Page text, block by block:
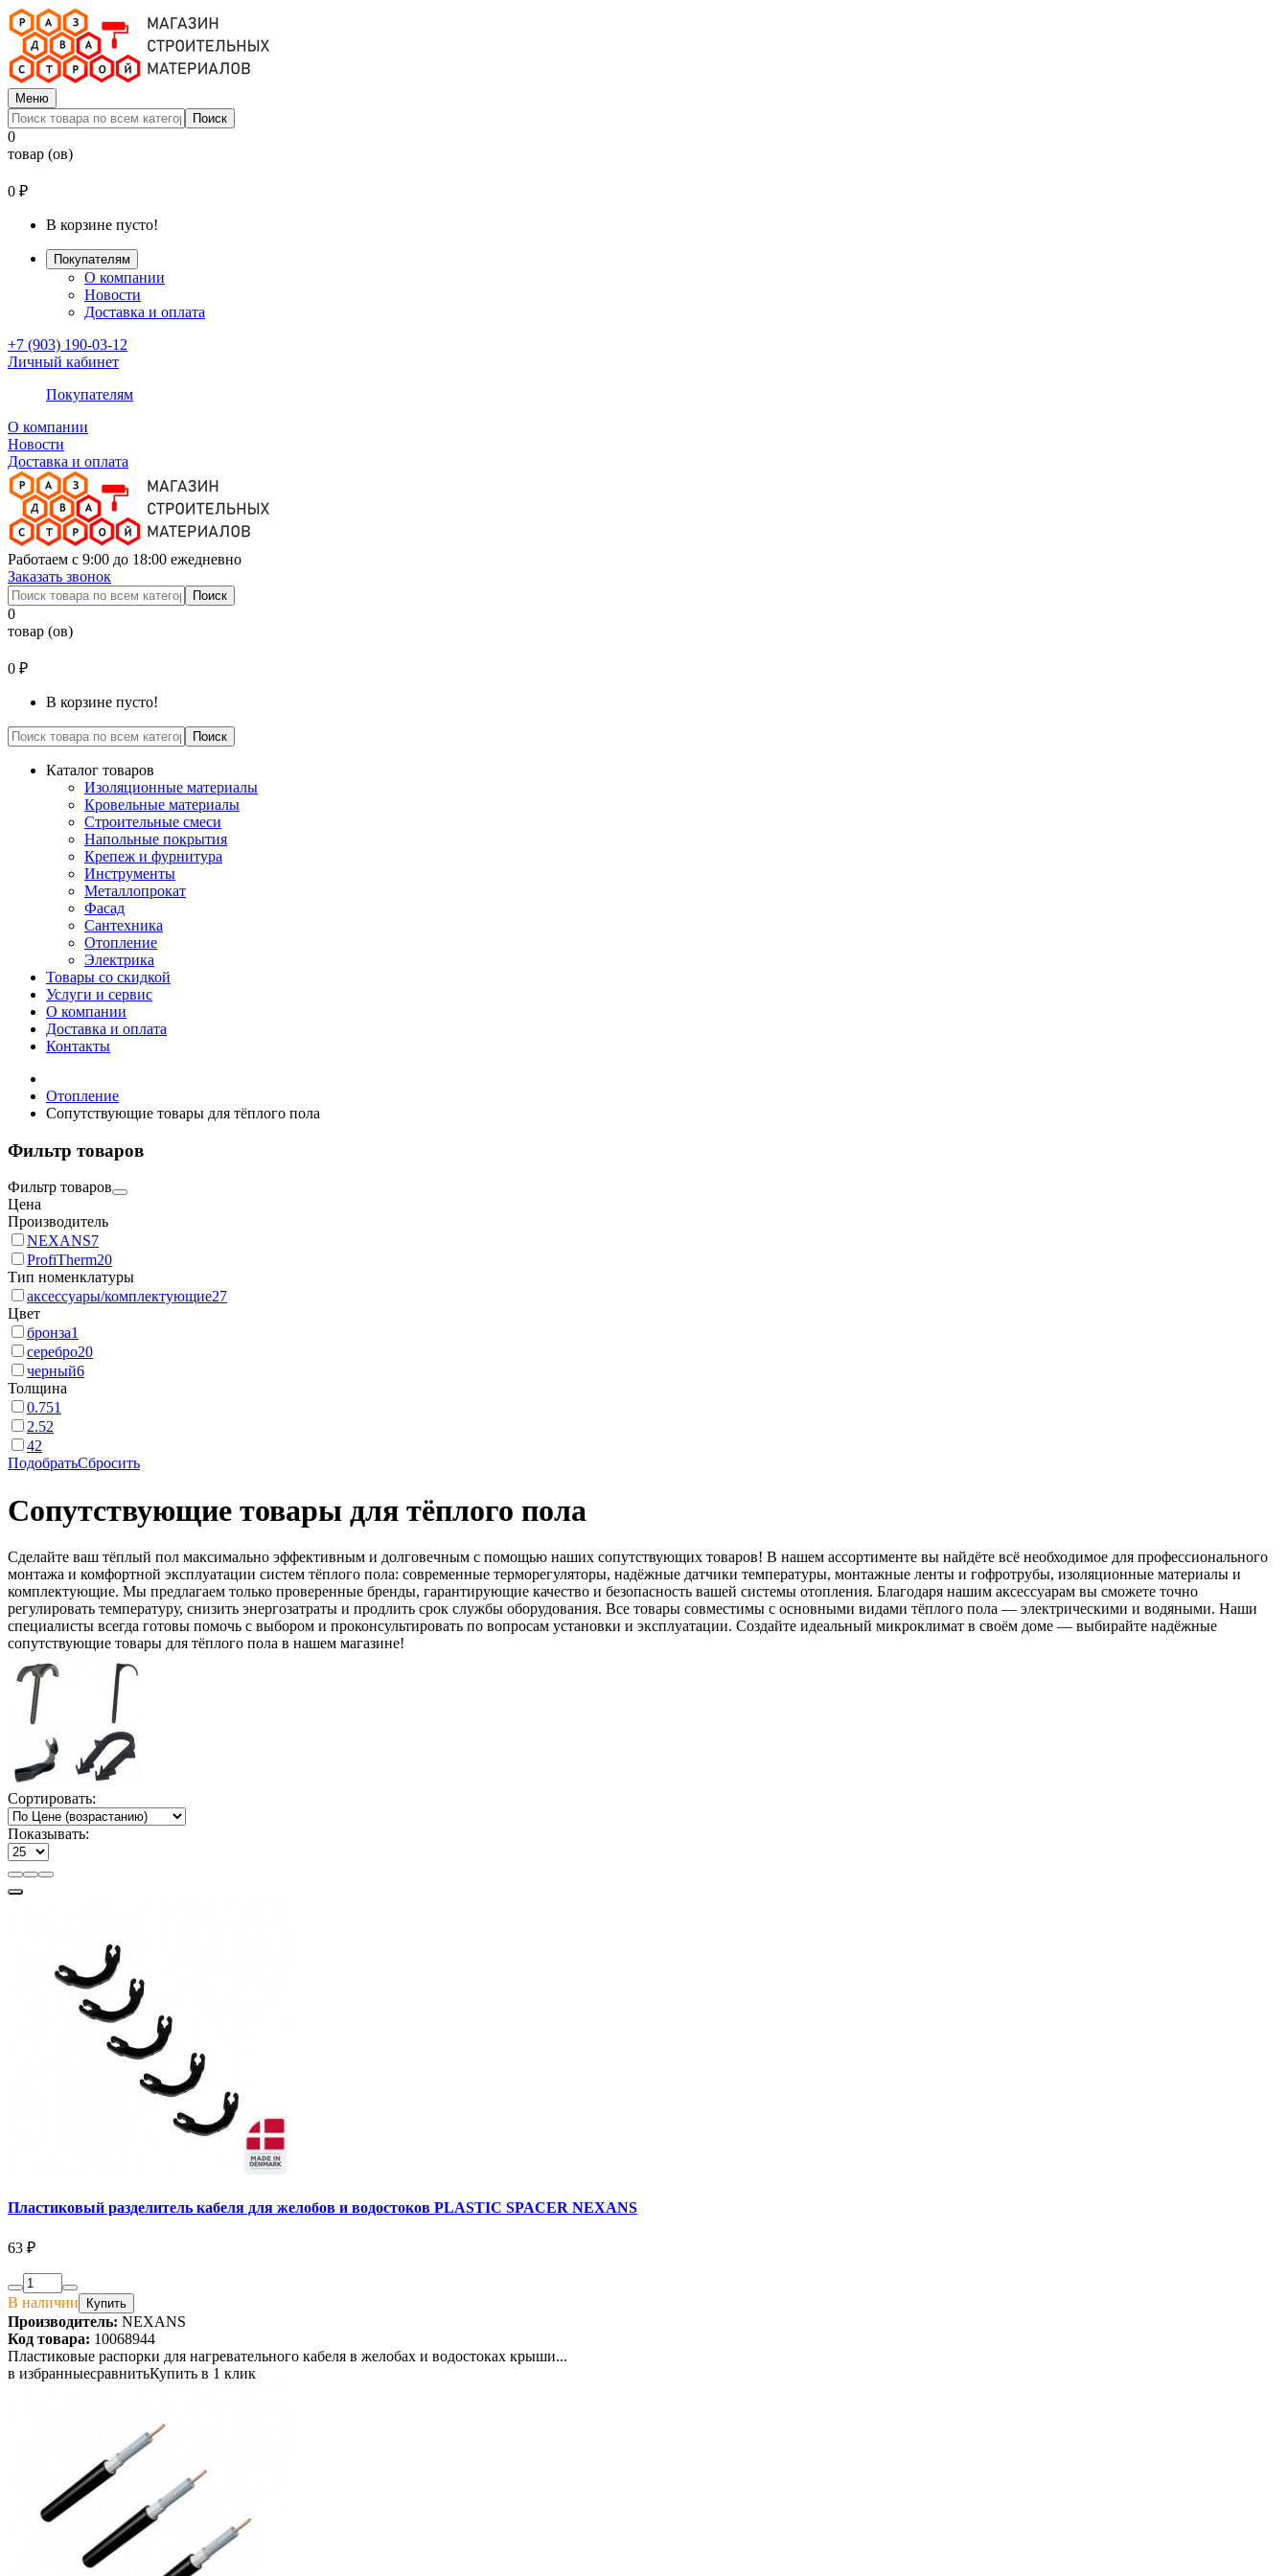
Меню
Поиск
0
товар (ов)
0 ₽
В корзине пусто!
Покупателям
О компании
Новости
Доставка и оплата
+7 (903) 190-03-12
Личный кабинет
Покупателям
О компании
Новости
Доставка и оплата
Работаем с 9:00 до 18:00 ежедневно
Заказать звонок
Поиск
0
товар (ов)
0 ₽
В корзине пусто!
Поиск
Каталог товаров
Изоляционные материалы
Кровельные материалы
Строительные смеси
Напольные покрытия
Крепеж и фурнитура
Инструменты
Металлопрокат
Фасад
Сантехника
Отопление
Электрика
Товары со скидкой
Услуги и сервис
О компании
Доставка и оплата
Контакты
Отопление
Сопутствующие товары для тёплого пола
Фильтр товаров
Фильтр товаров
Цена
Производитель
NEXANS7
ProfiTherm20
Тип номенклатуры
аксессуары/комплектующие27
Цвет
бронза1
серебро20
черный6
Толщина
0.751
2.52
42
ПодобратьСбросить
Сопутствующие товары для тёплого пола
Сделайте ваш тёплый пол максимально эффективным и долговечным с помощью наших сопутствующих товаров! В нашем ассортименте вы найдёте всё необходимое для профессионального
монтажа и комфортной эксплуатации систем тёплого пола: современные терморегуляторы, надёжные датчики температуры, монтажные ленты и гофротрубы, изоляционные материалы и
комплектующие. Мы предлагаем только проверенные бренды, гарантирующие качество и безопасность вашей системы отопления. Благодаря нашим аксессуарам вы сможете точно
регулировать температуру, снизить энергозатраты и продлить срок службы оборудования. Все товары совместимы с основными видами тёплого пола — электрическими и водяными. Наши
специалисты всегда готовы помочь с выбором и проконсультировать по вопросам установки и эксплуатации. Создайте идеальный микроклимат в своём доме — выбирайте надёжные
сопутствующие товары для тёплого пола в нашем магазине!
Сортировать:
Показывать:
Пластиковый разделитель кабеля для желобов и водостоков PLASTIC SPACER NEXANS
63 ₽
В наличии Купить
Производитель: NEXANS
Код товара: 10068944
Пластиковые распорки для нагревательного кабеля в желобах и водостоках крыши...
в избранныесравнитьКупить в 1 клик